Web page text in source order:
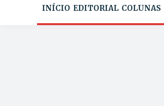
INÍCIO EDITORIAL COLUNAS